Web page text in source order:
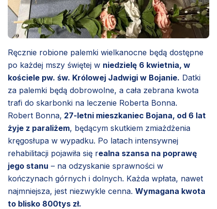
Ręcznie robione palemki wielkanocne będą dostępne
po każdej mszy świętej w niedzielę 6 kwietnia, w
kościele pw. św. Królowej Jadwigi w Bojanie. Datki
za palemki będą dobrowolne, a cała zebrana kwota
trafi do skarbonki na leczenie Roberta Bonna.
Robert Bonna, 27-letni mieszkaniec Bojana, od 6 lat
żyje z paraliżem, będącym skutkiem zmiażdżenia
kręgosłupa w wypadku. Po latach intensywnej
rehabilitacji pojawiła się realna szansa na poprawę
jego stanu – na odzyskanie sprawności w
kończynach górnych i dolnych. Każda wpłata, nawet
najmniejsza, jest niezwykle cenna. Wymagana kwota
to blisko 800tys zł.